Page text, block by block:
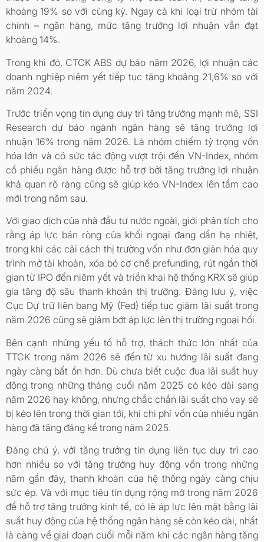
khoảng 19% so với cùng kỳ. Ngay cả khi loại trừ nhóm tài
chính – ngân hàng, mức tăng trưởng lợi nhuận vẫn đạt
khoảng 14%.
Trong khi đó, CTCK ABS dự báo năm 2026, lợi nhuận các
doanh nghiệp niêm yết tiếp tục tăng khoảng 21,6% so với
năm 2024.
Trước triển vọng tín dụng duy trì tăng trưởng mạnh mẽ, SSI
Research dự báo ngành ngân hàng sẽ tăng trưởng lợi
nhuận 16% trong năm 2026. Là nhóm chiếm tỷ trọng vốn
hóa lớn và có sức tác động vượt trội đến VN-Index, nhóm
cổ phiếu ngân hàng được hỗ trợ bởi tăng trưởng lợi nhuận
khả quan rõ ràng cũng sẽ giúp kéo VN-Index lên tầm cao
mới trong năm sau.
Với giao dịch của nhà đầu tư nước ngoài, giới phân tích cho
rằng áp lực bán ròng của khối ngoại đang dần hạ nhiệt,
trong khi các cải cách thị trường vốn như đơn giản hóa quy
trình mở tài khoản, xóa bỏ cơ chế prefunding, rút ngắn thời
gian từ IPO đến niêm yết và triển khai hệ thống KRX sẽ giúp
gia tăng độ sâu thanh khoản thị trường. Đáng lưu ý, việc
Cục Dự trữ liên bang Mỹ (Fed) tiếp tục giảm lãi suất trong
năm 2026 cũng sẽ giảm bớt áp lực lên thị trường ngoại hối.
Bên cạnh những yếu tố hỗ trợ, thách thức lớn nhất của
TTCK trong năm 2026 sẽ đến từ xu hướng lãi suất đang
ngày càng bất ổn hơn. Dù chưa biết cuộc đua lãi suất huy
động trong những tháng cuối năm 2025 có kéo dài sang
năm 2026 hay không, nhưng chắc chắn lãi suất cho vay sẽ
bị kéo lên trong thời gian tới, khi chi phí vốn của nhiều ngân
hàng đã tăng đáng kể trong năm 2025.
Đáng chú ý, với tăng trưởng tín dụng liên tục duy trì cao
hơn nhiều so với tăng trưởng huy động vốn trong những
năm gần đây, thanh khoản của hệ thống ngày càng chịu
sức ép. Và với mục tiêu tín dụng rộng mở trong năm 2026
để hỗ trợ tăng trưởng kinh tế, có lẽ áp lực lên mặt bằng lãi
suất huy động của hệ thống ngân hàng sẽ còn kéo dài, nhất
là càng về giai đoạn cuối mỗi năm khi các ngân hàng tăng